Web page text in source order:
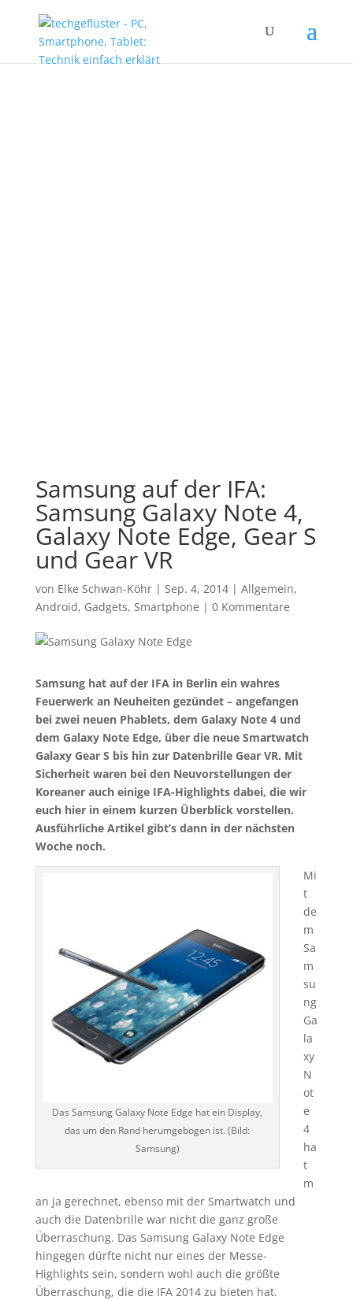
Samsung auf der IFA:
Samsung Galaxy Note 4,
Galaxy Note Edge, Gear S
und Gear VR
von Elke Schwan-Köhr| Sep. 4, 2014| Allgemein,
Android, Gadgets, Smartphone | 0 Kommentare
Samsung hat auf der IFA in Berlin ein wahres
Feuerwerk an Neuheiten gezündet – angefangen
bei zwei neuen Phablets, dem Galaxy Note 4 und
dem Galaxy Note Edge, über die neue Smartwatch
Galaxy Gear S bis hin zur Datenbrille Gear VR. Mit
Sicherheit waren bei den Neuvorstellungen der
Koreaner auch einige IFA-Highlights dabei, die wir
euch hier in einem kurzen Überblick vorstellen.
Ausführliche Artikel gibt’s dann in der nächsten
Woche noch.
Das Samsung Galaxy Note Edge hat ein Display,
das um den Rand herumgebogen ist. (Bild:
Samsung)
Mi
t
de
m
Sa
m
su
ng
Ga
la
xy
N
ot
e
4
ha
t
m
an ja gerechnet, ebenso mit der Smartwatch und
auch die Datenbrille war nicht die ganz große
Überraschung. Das Samsung Galaxy Note Edge
hingegen dürfte nicht nur eines der Messe-
Highlights sein, sondern wohl auch die größte
Überraschung, die die IFA 2014 zu bieten hat.